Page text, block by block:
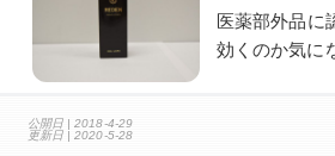
医薬部外品に
効くのか気に
公開日 |2018-4-29
更新日 |2020-5-28